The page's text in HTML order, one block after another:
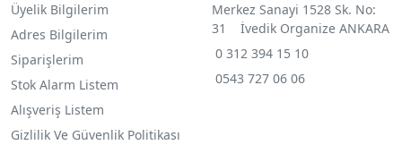
Üyelik Bilgilerim
Adres Bilgilerim
Siparişlerim
Stok Alarm Listem
Alışveriş Listem
Gizlilik Ve Güvenlik Politikası
Merkez Sanayi 1528 Sk. No:
31 İvedik Organize ANKARA
0 312 394 15 10
0543 727 06 06